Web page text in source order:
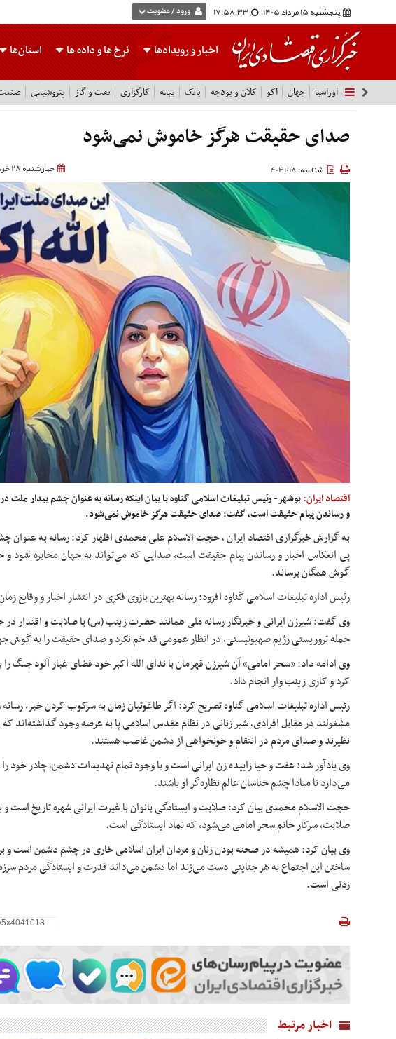
پنجشنبه 15 مرداد 1405 17:58:34 ورود / عضویت
اخبار و رویدادها نرخ هاو داده ها استان‌ها
اوراسیا جهان اکو کلان و بودجه بانک بیمه کارگزاری نفت و گاز پتروشیمی
صدای حقیقت هرگز خاموش نمی‌شود
چهارشنبه 28 خرداد 1404 شناسه: 4041018
اقتصاد ایران:بوشهر- رئیس تبلیغات اسلامی گناوه با بیان اینکه رسانه به عنوان چشم بیدار ملت
و رساندن پیام حقیقت است، گفت: صدای حقیقت هرگز خاموش نمی‌شود.
به گزارش خبرگزاری اقتصاد ایران ، حجت الاسلام علی محمدی اظهار کرد: رسانه به عنوان
پی انعکاس اخبار و رساندن پیام حقیقت است، صدایی که می‌تواند به جهان مخابره شود و
گوش همگان برساند.
رئیس اداره تبلیغات اسلامی گناوه افزود: رسانه بهترین بازوی فکری در انتشار اخبار و وقایع
وی گفت: شیرزن ایرانی و خبرنگار رسانه ملی همانند حضرت زینب (س)با صلابت و اقتدار در
حمله تروریستی رژیم صهیونیستی، در انظار عمومی قد خم نکرد و صدای حقیقت را به گوش
وی ادامه داد: «سحر امامی» آن شیرزن قهرمان با ندای الله اکبر خود فضای غبار آلود جنگ
کرد و کاری زینبوارانجام داد.
رئیس اداره تبلیغات اسلامی گناوه تصریح کرد: اگر طاغوتیان زمان به سرکوب کردن خبر،
مشغولند در مقابل افرادی، شیر زنانی در نظام مقدس اسلامی پا به عرصه وجود گذاشته‌اند
نظیرند و صدای مردم در انتقام و خونخواهی از دشمن غاصب هستند.
وی یادآور شد: عفت و حیا زاییده زن ایرانی است و با وجود تمام تهدیدات دشمن، چادر خود
می‌دارد تا مبادا چشمخناسانعالم نظاره‌گر او باشند.
حجت الاسلام محمدی بیان کرد: صلابت و ایستادگی بانوان با غیرت ایرانی شهره تاریخ است و
صلابت، سرکار خانم سحر امامی می‌شود، که نماد ایستادگی است.
وی بیان کرد: همیشه در صحنه بودن زنان و مردان ایران اسلامیخاریدر چشم دشمن است و
ساختن این اجتماع به هر جنایتی دست می‌زند اما دشمن می‌داند قدرت و ایستادگی مردم
زدنیاست.
اخبار مرتبط